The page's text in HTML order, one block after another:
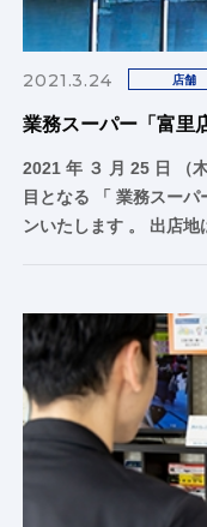
2021.3.24 店舗
業務スーパー「富里
2021 年 ３ 月 25 日 （
目となる 「 業務スー
ンいたします 。 出店